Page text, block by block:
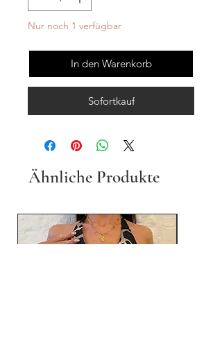
Nur noch 1 verfügbar
In den Warenkorb
Sofortkauf
Ähnliche Produkte